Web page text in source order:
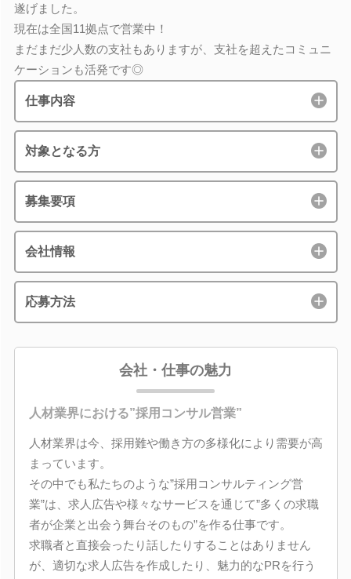
遂げました。
現在は全国11拠点で営業中！
まだまだ少人数の支社もありますが、支社を超えたコミュニ
ケーションも活発です◎
仕事内容
対象となる方
募集要項
会社情報
応募方法
会社・仕事の魅力
人材業界における”採用コンサル営業”
人材業界は今、採用難や働き方の多様化により需要が高
まっています。
その中でも私たちのような”採用コンサルティング営
業”は、求人広告や様々なサービスを通じて”多くの求職
者が企業と出会う舞台そのもの”を作る仕事です。
求職者と直接会ったり話したりすることはありません
が、適切な求人広告を作成したり、魅力的なPRを行う